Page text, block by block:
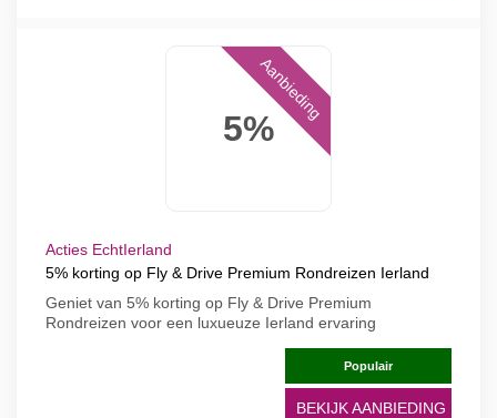
5%
Aanbieding
Acties EchtIerland
5% korting op Fly & Drive Premium Rondreizen Ierland
Geniet van 5% korting op Fly & Drive Premium
Rondreizen voor een luxueuze Ierland ervaring
Populair
BEKIJK AANBIEDING